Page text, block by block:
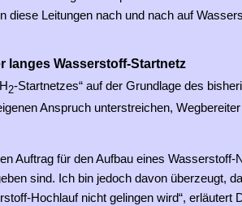
diese Leitungen nach und nach auf
langes Wasserstoff-Startnetz
2-Startnetzes“ auf der Grundlage des
Anspruch unterstreichen,
Auftrag für den Aufbau eines Wasserstoff-
sind. Ich bin jedoch davon überzeugt,
Hochlauf nicht gelingen wird“, erläutert